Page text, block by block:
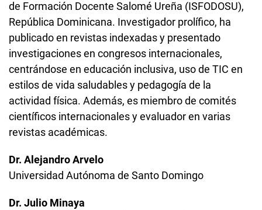
de Formación Docente Salomé Ureña (ISFODOSU),
República Dominicana. Investigador prolífico, ha
publicado en revistas indexadas y presentado
investigaciones en congresos internacionales,
centrándose en educación inclusiva, uso de TIC en
estilos de vida saludables y pedagogía de la
actividad física. Además, es miembro de comités
científicos internacionales y evaluador en varias
revistas académicas.
Dr. Alejandro Arvelo
Universidad Autónoma de Santo Domingo
Dr. Julio Minaya